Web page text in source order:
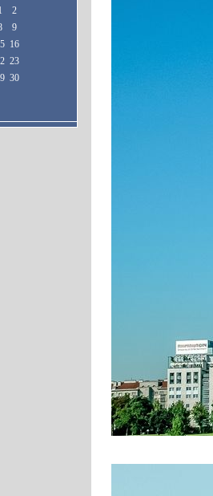
2
9
16
23
30